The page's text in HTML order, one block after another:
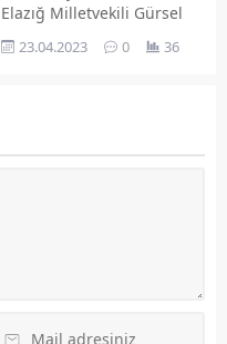
Elazığ Milletvekili Gürsel
bayramın üçüncü
23.04.2023 0 36